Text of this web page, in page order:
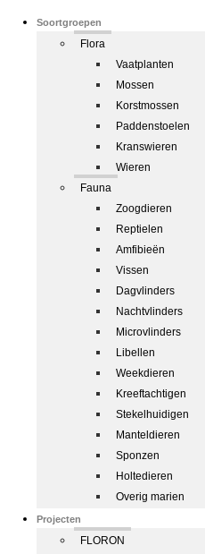
Soortgroepen
Flora
Vaatplanten
Mossen
Korstmossen
Paddenstoelen
Kranswieren
Wieren
Fauna
Zoogdieren
Reptielen
Amfibieën
Vissen
Dagvlinders
Nachtvlinders
Microvlinders
Libellen
Weekdieren
Kreeftachtigen
Stekelhuidigen
Manteldieren
Sponzen
Holtedieren
Overig marien
Projecten
FLORON